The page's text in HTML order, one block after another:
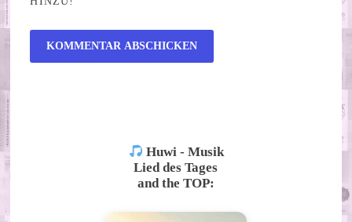
Huwi - Musik
Lied des Tages
and the TOP: